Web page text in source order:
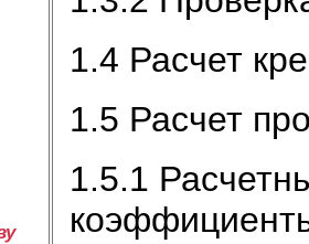
1.4 Расчет
1.5 Расчет
1.5.1